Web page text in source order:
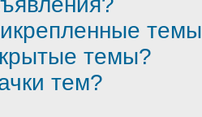
темы?
тем?